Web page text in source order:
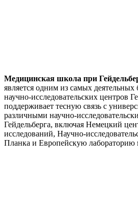
Медицинская школа при
является одним из самых
научно-исследовательских центров
поддерживает тесную связь с
различными научно-
Гейдельберга, включая Немецкий
исследований, Научно-
Планка и Европейскую лабораторию